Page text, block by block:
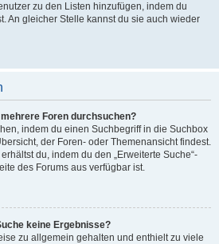
zu den Listen hinzufügen, indem du
An gleicher Stelle kannst du sie auch wieder
Foren durchsuchen?
indem du einen Suchbegriff in die Suchbox
der Foren- oder Themenansicht findest.
du, indem du den „Erweiterte Suche“-
des Forums aus verfügbar ist.
keine Ergebnisse?
zu allgemein gehalten und enthielt zu viele